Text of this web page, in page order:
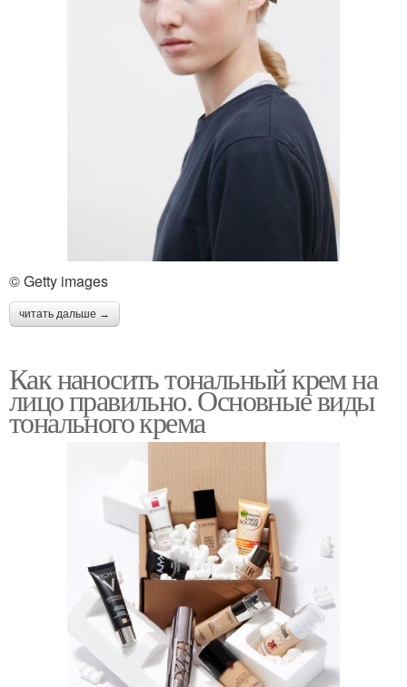
© Getty images
читать дальше →
Как наносить тональный крем на
лицо правильно. Основные виды
тонального крема